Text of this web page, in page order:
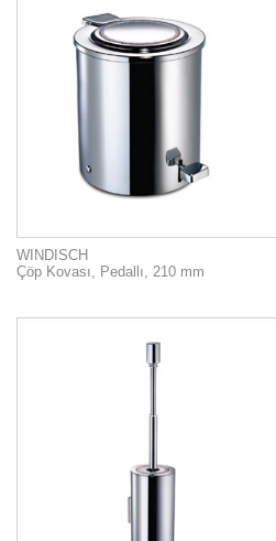
WINDISCH
Çöp Kovası, Pedallı, 210 mm